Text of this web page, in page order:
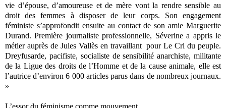
vie d’épouse, d’amoureuse et de mère vont la rendre sensible au
droit des femmes à disposer de leur corps. Son engagement
féministe s’approfondit ensuite au contact de son amie Marguerite
Durand. Première journaliste professionnelle, Séverine a appris le
métier auprès de Jules Vallès en travaillant pour Le Cri du peuple.
Dreyfusarde, pacifiste, socialiste de sensibilité anarchiste, militante
de la Ligue des droits de l’Homme et de la cause animale, elle est
l’autrice d’environ 6 000 articles parus dans de nombreux journaux.
»
L’essor du féminisme comme mouvement